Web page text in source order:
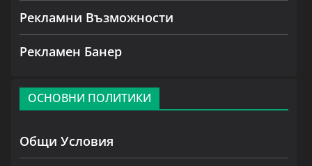
Рекламни Възможности
Рекламен Банер
ОСНОВНИ ПОЛИТИКИ
Общи Условия